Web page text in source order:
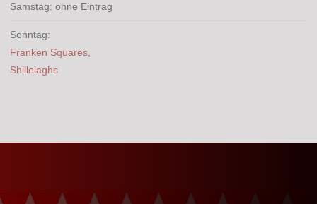
Samstag: ohne Eintrag
Sonntag:
Franken Squares,
Shillelaghs